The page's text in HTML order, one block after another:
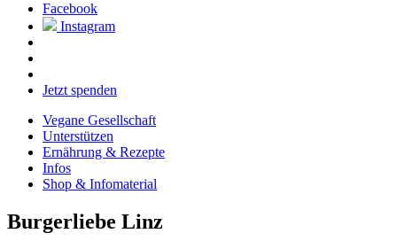
Facebook
Instagram
Jetzt spenden
Vegane Gesellschaft
Unterstützen
Ernährung & Rezepte
Infos
Shop & Infomaterial
Burgerliebe Linz